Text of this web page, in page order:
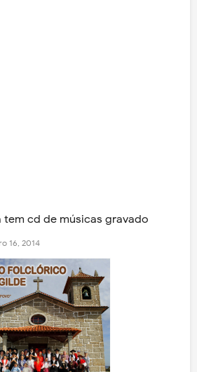
tem cd de músicas gravado
16, 2014